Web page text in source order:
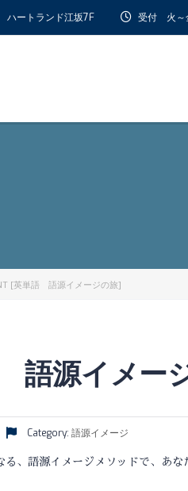
受付 火
ートランド江坂7F
[英単語 語源イメージの旅]
語源イメー
Category: 語源イメージ
、語源イメージメソッドで、あ